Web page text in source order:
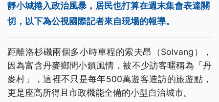
靜小城捲入政治風暴，居民也打算在週末集會表達關
切，以下為公視國際記者來自現場的報導。
距離洛杉磯兩個多小時車程的索夫昂（Solvang），
因為富含丹麥鄉間小鎮風情，被不少訪客暱稱為「丹
麥村」，這裡不只是每年500萬遊客造訪的旅遊點，
更是座高所得且市政機能全備的小型自治城市。